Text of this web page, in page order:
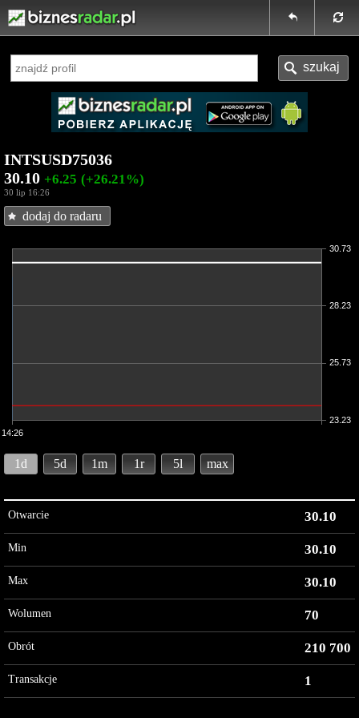
INTSUSD75036
30.10 +6.25 (+26.21%)
30 lip 16:26
dodaj do radaru
14:26
23.23
25.73
28.23
30.73
1d 5d 1m 1r 5l max
Otwarcie 30.10
Min 30.10
Max 30.10
Wolumen 70
Obrót 210 700
Transakcje 1